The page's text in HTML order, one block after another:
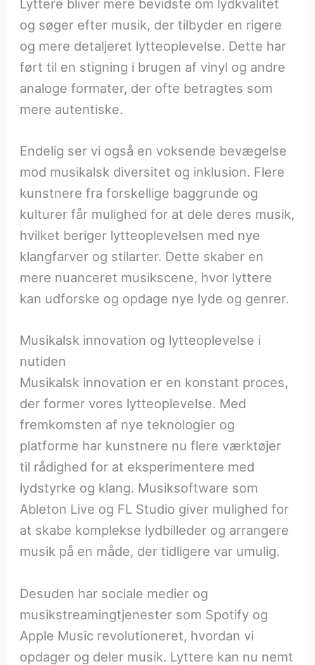
Lyttere bliver mere bevidste om lydkvalitet
og søger efter musik, der tilbyder en rigere
og mere detaljeret lytteoplevelse. Dette har
ført til en stigning i brugen af vinyl og andre
analoge formater, der ofte betragtes som
mere autentiske.
Endelig ser vi også en voksende bevægelse
mod musikalsk diversitet og inklusion. Flere
kunstnere fra forskellige baggrunde og
kulturer får mulighed for at dele deres musik,
hvilket beriger lytteoplevelsen med nye
klangfarver og stilarter. Dette skaber en
mere nuanceret musikscene, hvor lyttere
kan udforske og opdage nye lyde og genrer.
Musikalsk innovation og lytteoplevelse i
nutiden
Musikalsk innovation er en konstant proces,
der former vores lytteoplevelse. Med
fremkomsten af nye teknologier og
platforme har kunstnere nu flere værktøjer
til rådighed for at eksperimentere med
lydstyrke og klang. Musiksoftware som
Ableton Live og FL Studio giver mulighed for
at skabe komplekse lydbilleder og arrangere
musik på en måde, der tidligere var umulig.
Desuden har sociale medier og
musikstreamingtjenester som Spotify og
Apple Music revolutioneret, hvordan vi
opdager og deler musik. Lyttere kan nu nemt